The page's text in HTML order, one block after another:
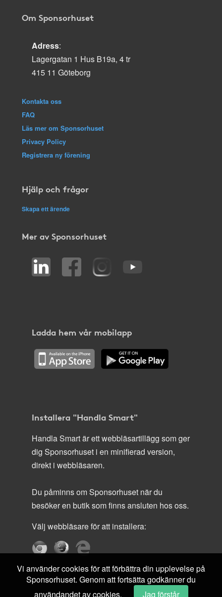
Om Sponsorhuset
Adress:
Lagergatan 1 Hus B19a, 4 tr
415 11 Göteborg
Kontakta oss
FAQ
Läs mer om Sponsorhuset
Privacy Policy
Registrera ny förening
Hjälp och frågor
Skapa ett ärende
Mer av Sponsorhuset
Ladda hem vår mobilapp
Installera "Handla Smart"
Handla Smart är ett webbläsartillägg som ger
dig Sponsorhuset i en minifierad version,
direkt i webbläsaren.
Du påminns om Sponsorhuset när du
besöker en butik som finns ansluten hos oss.
Välj webbläsare för att installera:
Vi använder cookies för att förbättra din upplevelse på
Sponsorhuset. Genom att fortsätta godkänner du
användandet av cookies.
Jag förstår